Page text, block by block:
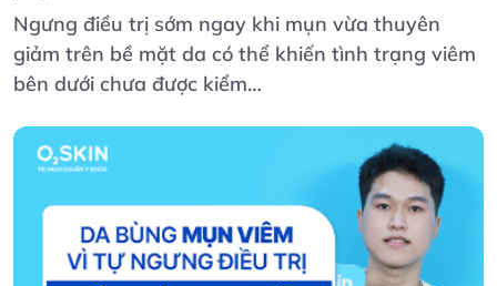
Ngưng điều trị sớm ngay khi mụn vừa thuyên
giảm trên bề mặt da có thể khiến tình trạng viêm
bên dưới chưa được kiểm…